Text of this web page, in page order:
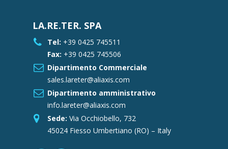
LA.RE.TER. SPA
Tel: +39 0425 745511
Fax: +39 0425 745506
Dipartimento Commerciale
sales.lareter@aliaxis.com
Dipartimento amministrativo
info.lareter@aliaxis.com
Sede: Via Occhiobello, 732
45024 Fiesso Umbertiano (RO) – Italy